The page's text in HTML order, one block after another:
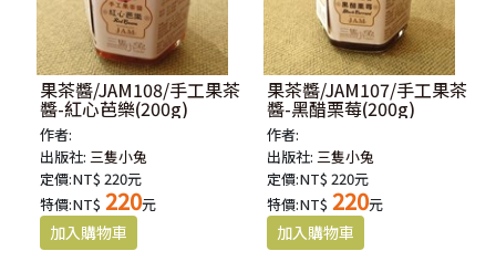
果茶醬/JAM108/手工果茶
醬-紅心芭樂(200g)
作者:
出版社:三隻小兔
定價:NT$ 220元
特價:NT$ 220元
果茶醬/JAM107/手工果茶
醬-黑醋栗莓(200g)
作者:
出版社:三隻小兔
定價:NT$ 220元
特價:NT$ 220元